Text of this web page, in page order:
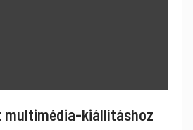
multimédia-kiállításhoz